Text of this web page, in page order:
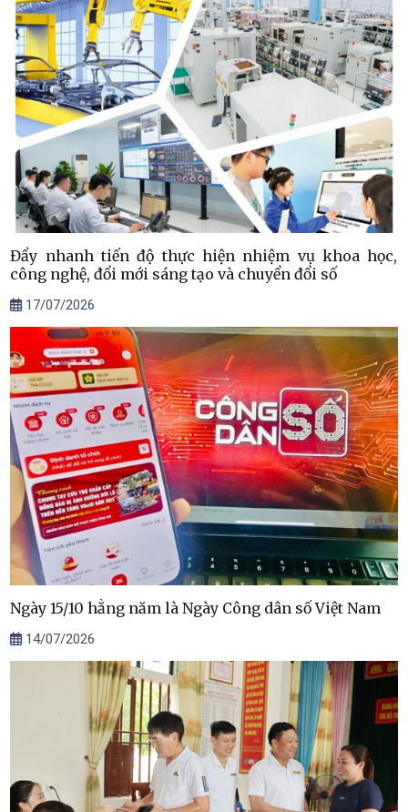
Đẩy nhanh tiến độ thực hiện nhiệm vụ khoa học,
công nghệ, đổi mới sáng tạo và chuyển đổi số
17/07/2026
Ngày 15/10 hằng năm là Ngày Công dân số Việt Nam
14/07/2026